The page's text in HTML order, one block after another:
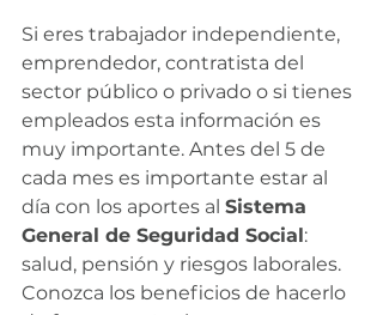
Si eres trabajador independiente,
emprendedor, contratista del
sector público o privado o si tienes
empleados esta información es
muy importante. Antes del 5 de
cada mes es importante estar al
día con los aportes al Sistema
General de Seguridad Social:
salud, pensión y riesgos laborales.
Conozca los beneficios de hacerlo